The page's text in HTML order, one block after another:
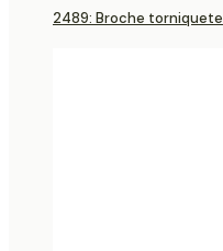
2489: Broche torniquete